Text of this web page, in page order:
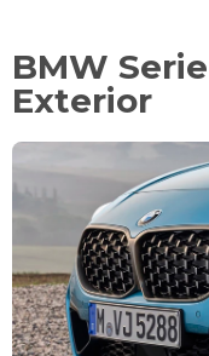
BMW
Exterior